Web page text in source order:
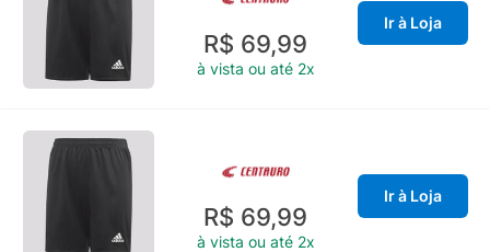
R$ 69,99
à vista ou até 2x
Ir à Loja
R$ 69,99
à vista ou até 2x
Ir à Loja